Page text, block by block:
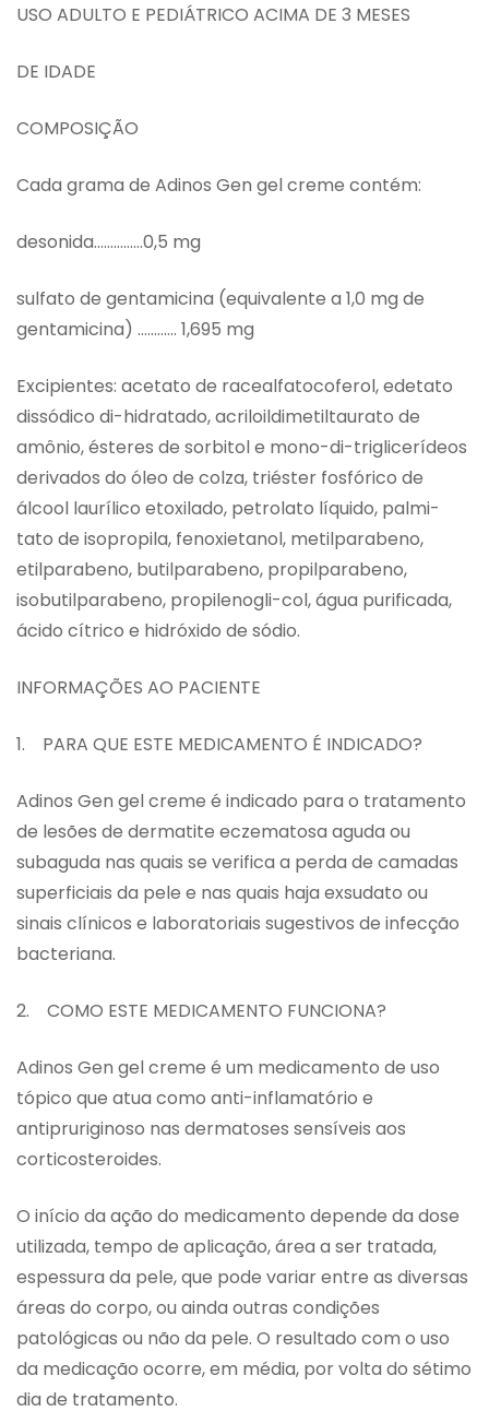
USO ADULTO E PEDIÁTRICO ACIMA DE 3 MESES
DE IDADE
COMPOSIÇÃO
Cada grama de Adinos Gen gel creme contém:
desonida……………0,5 mg
sulfato de gentamicina (equivalente a 1,0 mg de
gentamicina) ………… 1,695 mg
Excipientes: acetato de racealfatocoferol, edetato
dissódico di-hidratado, acriloildimetiltaurato de
amônio, ésteres de sorbitol e mono-di-triglicerídeos
derivados do óleo de colza, triéster fosfórico de
álcool laurílico etoxilado, petrolato líquido, palmi-
tato de isopropila, fenoxietanol, metilparabeno,
etilparabeno, butilparabeno, propilparabeno,
isobutilparabeno, propilenogli-col, água purificada,
ácido cítrico e hidróxido de sódio.
INFORMAÇÕES AO PACIENTE
1. PARA QUE ESTE MEDICAMENTO É INDICADO?
Adinos Gen gel creme é indicado para o tratamento
de lesões de dermatite eczematosa aguda ou
subaguda nas quais se verifica a perda de camadas
superficiais da pele e nas quais haja exsudato ou
sinais clínicos e laboratoriais sugestivos de infecção
bacteriana.
2. COMO ESTE MEDICAMENTO FUNCIONA?
Adinos Gen gel creme é um medicamento de uso
tópico que atua como anti-inflamatório e
antipruriginoso nas dermatoses sensíveis aos
corticosteroides.
O início da ação do medicamento depende da dose
utilizada, tempo de aplicação, área a ser tratada,
espessura da pele, que pode variar entre as diversas
áreas do corpo, ou ainda outras condições
patológicas ou não da pele. O resultado com o uso
da medicação ocorre, em média, por volta do sétimo
dia de tratamento.